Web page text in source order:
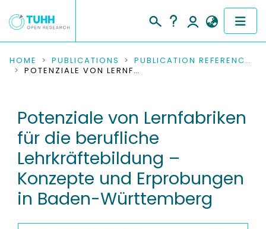
COMMUNITIES & COLLECTIONS
RESEARCH DATA
PEOPLE
INSTITUTIONS
PROJECTS
HOME PUBLICATIONS
PUBLICATION REFERENCES
POTENZIALE VON LERNFABRIKEN FÜR DIE BERUFLICHE LEHRKRÄFTEBILDUNG – KONZEPTE UND ERPROBUNGEN IN BADEN-WÜRTTEMBERG
Potenziale von Lernfabriken
für die berufliche
Lehrkräftebildung –
Konzepte und Erprobungen
in Baden-Württemberg